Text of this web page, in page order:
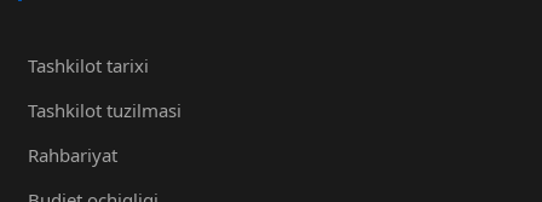
Tashkilot tarixi
Tashkilot tuzilmasi
Rahbariyat